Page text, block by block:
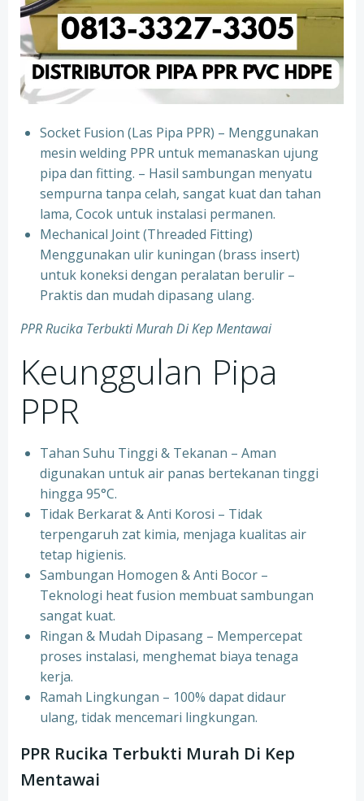
Socket Fusion (Las Pipa PPR) – Menggunakan
mesin welding PPR untuk memanaskan ujung
pipa dan fitting. – Hasil sambungan menyatu
sempurna tanpa celah, sangat kuat dan tahan
lama, Cocok untuk instalasi permanen.
⁠Mechanical Joint (Threaded Fitting)
Menggunakan ulir kuningan (brass insert)
untuk koneksi dengan peralatan berulir –
Praktis dan mudah dipasang ulang.
PPR Rucika Terbukti Murah Di Kep Mentawai
Keunggulan Pipa
PPR
Tahan Suhu Tinggi & Tekanan – Aman
digunakan untuk air panas bertekanan tinggi
hingga 95°C.
⁠Tidak Berkarat & Anti Korosi – Tidak
terpengaruh zat kimia, menjaga kualitas air
tetap higienis.
⁠Sambungan Homogen & Anti Bocor –
Teknologi heat fusion membuat sambungan
sangat kuat.
⁠Ringan & Mudah Dipasang – Mempercepat
proses instalasi, menghemat biaya tenaga
kerja.
⁠Ramah Lingkungan – 100% dapat didaur
ulang, tidak mencemari lingkungan.
PPR Rucika Terbukti Murah Di Kep
Mentawai